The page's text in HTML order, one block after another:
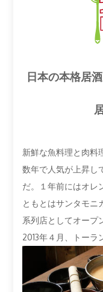
日本の本格居
新鮮な魚料理と肉料
数年で人気が上昇し
だ。１年前にはオレ
ともとはサンタモニ
系列店としてオープ
2013年４月、トーラ